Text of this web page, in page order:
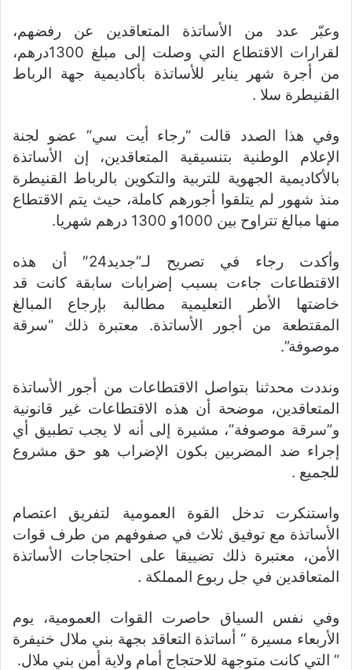
وعبّر عدد من الأساتذة المتعاقدين عن رفضهم،
لقرارات الاقتطاع التي وصلت إلى مبلغ 1300درهم،
من أجرة شهر يناير للأساتذة بأكاديمية جهة الرباط
القنيطرة سلا .
وفي هذا الصدد قالت “رجاء أيت سي” عضو لجنة
الإعلام الوطنية بتنسيقية المتعاقدين، إن الأساتذة
بالأكاديمية الجهوية للتربية والتكوين بالرباط القنيطرة
منذ شهور لم يتلقوا أجورهم كاملة، حيث يتم الاقتطاع
منها مبالغ تتراوح بين 1000و 1300 درهم شهريا.
وأكدت رجاء في تصريح لـ”جديد24″ أن هذه
الاقتطاعات جاءت بسبب إضرابات سابقة كانت قد
خاضتها الأطر التعليمية مطالبة بإرجاع المبالغ
المقتطعة من أجور الأساتذة. معتبرة ذلك “سرقة
موصوفة”.
ونددت محدثنا بتواصل الاقتطاعات من أجور الأساتذة
المتعاقدين، موضحة أن هذه الاقتطاعات غير قانونية
و”سرقة موصوفة”، مشيرة إلى أنه لا يجب تطبيق أي
إجراء ضد المضربين بكون الإضراب هو حق مشروع
للجميع .
واستنكرت تدخل القوة العمومية لتفريق اعتصام
الأساتذة مع توفيق ثلاث في صفوفهم من طرف قوات
الأمن، معتبرة ذلك تضييقا على احتجاجات الأساتذة
المتعاقدين في جل ربوع المملكة .
وفي نفس السياق حاصرت القوات العمومية، يوم
الأربعاء مسيرة “ أساتذة التعاقد بجهة بني ملال خنيفرة
” التي كانت متوجهة للاحتجاج أمام ولاية أمن بني ملال.